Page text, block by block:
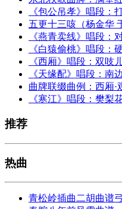
《包公吊孝》唱段：
五更十三咳（杨金华
《燕青卖线》唱段：
《白猿偷桃》唱段：
《西厢》唱段：双吱
《天缘配》唱段：南
曲牌联缀曲例：西厢·
《寒江》唱段：樊梨
推荐
热曲
青松岭插曲二胡曲谱